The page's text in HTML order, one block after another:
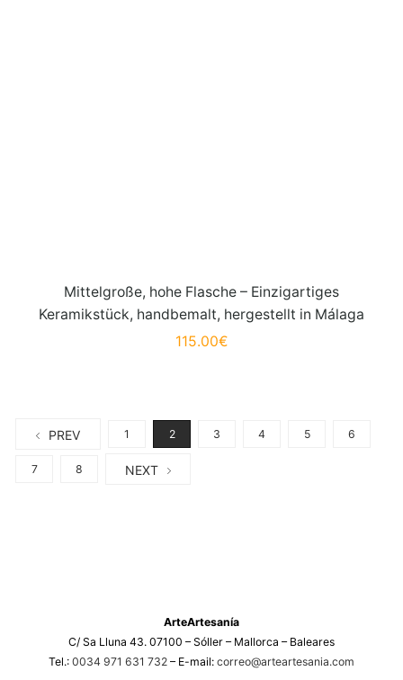
Mittelgroße, hohe Flasche – Einzigartiges
Keramikstück, handbemalt, hergestellt in Málaga
115.00€
PREV 1 2 3 4 5 6
7 8 NEXT
ArteArtesanía
C/ Sa Lluna 43. 07100 – Sóller – Mallorca – Baleares
Tel.: 0034 971 631 732 – E-mail: correo@arteartesania.com